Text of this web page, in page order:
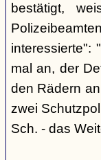
bestätigt,
interessierte":
mal an, der
den Rädern
zwei
Sch. - das